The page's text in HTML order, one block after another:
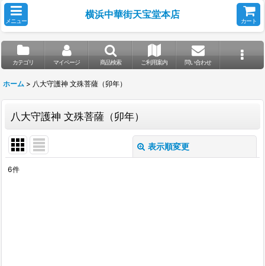
メニュー
横浜中華街天宝堂本店
カート
カテゴリ マイページ 商品検索 ご利用案内 問い合わせ
ホーム > 八大守護神 文殊菩薩（卯年）
八大守護神 文殊菩薩（卯年）
表示順変更
6件